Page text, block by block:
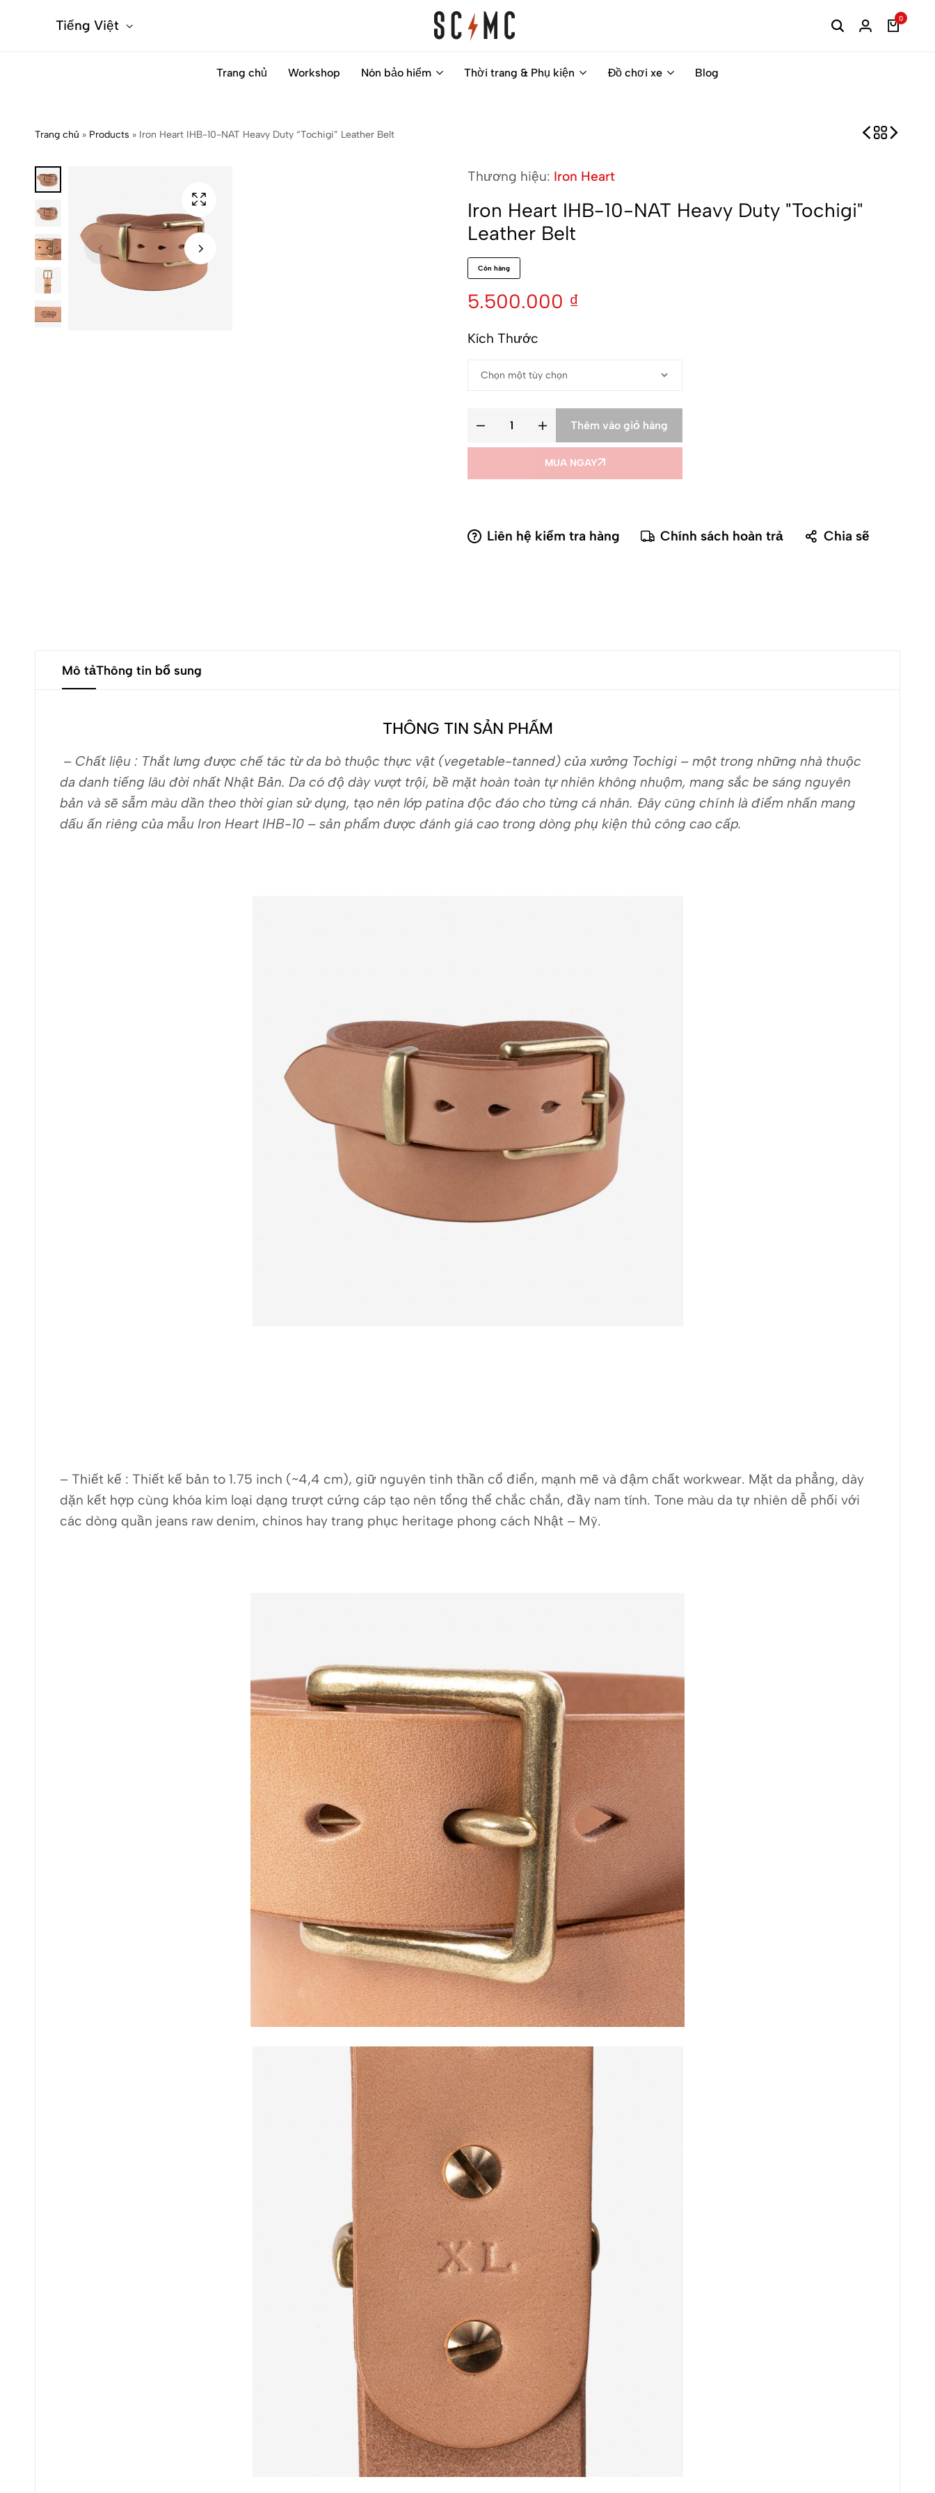
Tiếng Việt
Classic
you
motorbike
0
Trang chủ Workshop Nón bảo hiểm Thời trang & Phụ kiện Đồ chơi xe Blog
Trang chủ » Products » Iron Heart IHB-10-NAT Heavy Duty “Tochigi” Leather Belt
Thương hiệu: Iron Heart
Iron Heart IHB-10-NAT Heavy Duty "Tochigi"
Leather Belt
Còn hàng
5.500.000 ₫
Kích Thước
Thêm vào giỏ hàng
MUA NGAY
Liên hệ kiểm tra hàng Chính sách hoàn trả Chia sẽ
Mô tảThông tin bổ sung
THÔNG TIN SẢN PHẨM
– Chất liệu : Thắt lưng được chế tác từ da bò thuộc thực vật (vegetable-tanned) của xưởng Tochigi – một trong những nhà thuộc
da danh tiếng lâu đời nhất Nhật Bản. Da có độ dày vượt trội, bề mặt hoàn toàn tự nhiên không nhuộm, mang sắc be sáng nguyên
bản và sẽ sẫm màu dần theo thời gian sử dụng, tạo nên lớp patina độc đáo cho từng cá nhân. Đây cũng chính là điểm nhấn mang
dấu ấn riêng của mẫu Iron Heart IHB-10 – sản phẩm được đánh giá cao trong dòng phụ kiện thủ công cao cấp.
– Thiết kế : Thiết kế bản to 1.75 inch (~4,4 cm), giữ nguyên tinh thần cổ điển, mạnh mẽ và đậm chất workwear. Mặt da phẳng, dày
dặn kết hợp cùng khóa kim loại dạng trượt cứng cáp tạo nên tổng thể chắc chắn, đầy nam tính. Tone màu da tự nhiên dễ phối với
các dòng quần jeans raw denim, chinos hay trang phục heritage phong cách Nhật – Mỹ.